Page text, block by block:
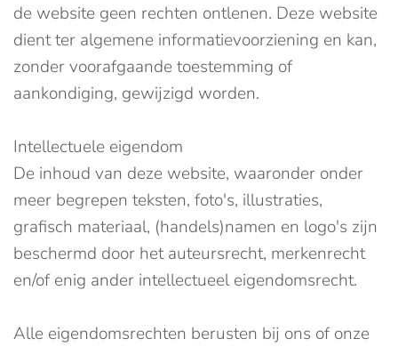
de website geen rechten ontlenen. Deze website
dient ter algemene informatievoorziening en kan,
zonder voorafgaande toestemming of
aankondiging, gewijzigd worden.
Intellectuele eigendom
De inhoud van deze website, waaronder onder
meer begrepen teksten, foto's, illustraties,
grafisch materiaal, (handels)namen en logo's zijn
beschermd door het auteursrecht, merkenrecht
en/of enig ander intellectueel eigendomsrecht.
Alle eigendomsrechten berusten bij ons of onze